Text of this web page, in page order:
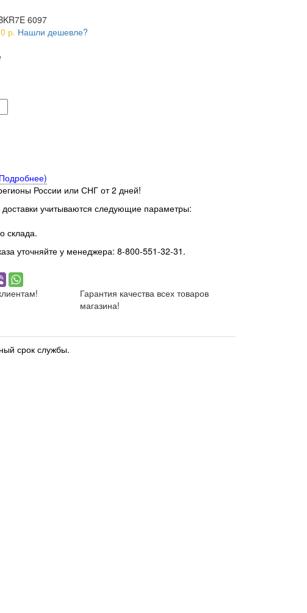
6097
р. Нашли дешевле?
России или СНГ от 2 дней!
доставки учитываются следующие параметры:
склада.
уточняйте у менеджера: 8-800-551-32-31.
Гарантия качества всех товаров
магазина!
срок службы.